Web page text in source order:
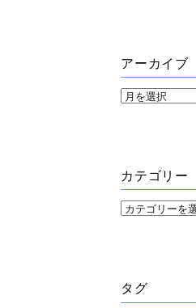
アーカイブ
ア
カテゴリー
カ
タグ